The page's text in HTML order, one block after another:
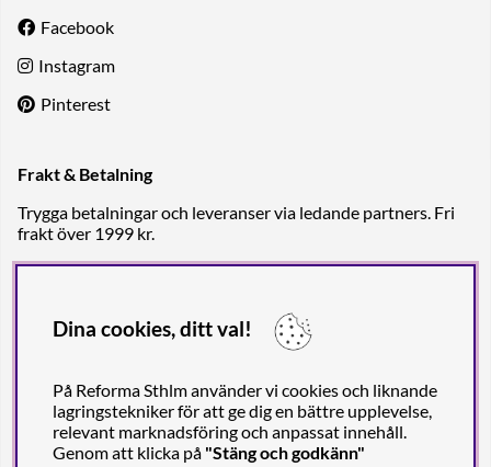
Facebook
Instagram
Pinterest
Frakt & Betalning
Trygga betalningar och leveranser via ledande partners. Fri
frakt över 1999 kr.
Dina cookies, ditt val!
På Reforma Sthlm använder vi cookies och liknande
lagringstekniker för att ge dig en bättre upplevelse,
relevant marknadsföring och anpassat innehåll.
Genom att klicka på "Stäng och godkänn"